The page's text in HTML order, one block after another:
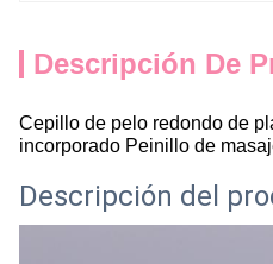
Descripción De
Cepillo de pelo redondo de
incorporado Peinillo de
Descripción del